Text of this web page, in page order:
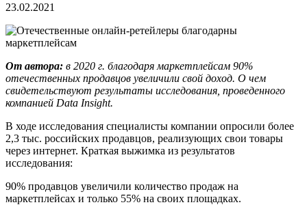
23.02.2021
От автора: в 2020 г. благодаря маркетплейсам 90%
отечественных продавцов увеличили свой доход. О чем
свидетельствуют результаты исследования, проведенного
компанией Data Insight.
В ходе исследования специалисты компании опросили более
2,3 тыс. российских продавцов, реализующих свои товары
через интернет. Краткая выжимка из результатов
исследования:
90% продавцов увеличили количество продаж на
маркетплейсах и только 55% на своих площадках.